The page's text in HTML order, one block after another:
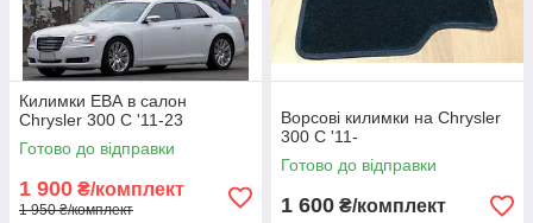
Килимки ЕВА в салон
Chrysler 300 С '11-23
Готово до відправки
1 900 ₴/комплект
1 950 ₴/комплект
Ворсові килимки на Chrysler
300 C '11-
Готово до відправки
1 600 ₴/комплект